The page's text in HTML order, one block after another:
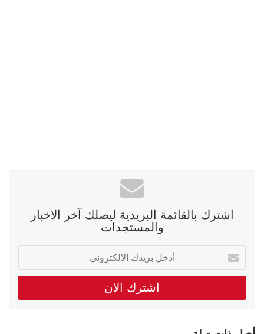
اشترك بالقائمة البريدية ليصلك آخر الاخبار
والمستجدات
أدخل
بريدك
الالكتروني